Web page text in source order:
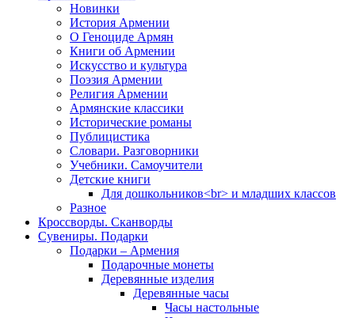
Новинки
История Армении
О Геноциде Армян
Книги об Армении
Иcкусство и культура
Поэзия Армении
Религия Армении
Армянские классики
Исторические романы
Публицистика
Словари. Разговорники
Учебники. Самоучители
Детские книги
Для дошкольников<br> и младших классов
Разное
Кроссворды. Сканворды
Сувениры. Подарки
Подарки – Армения
Подарочные монеты
Деревянные изделия
Деревянные часы
Часы настольные